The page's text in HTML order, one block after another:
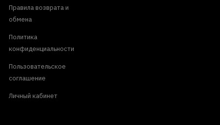
Правила возврата и
обмена
Политика
конфиденциальности
Пользовательское
соглашение
Личный кабинет